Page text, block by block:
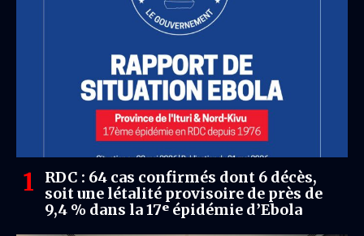
RDC : 64 cas confirmés dont 6 décès,
soit une létalité provisoire de près de
9,4 % dans la 17ᵉ épidémie d’Ebola